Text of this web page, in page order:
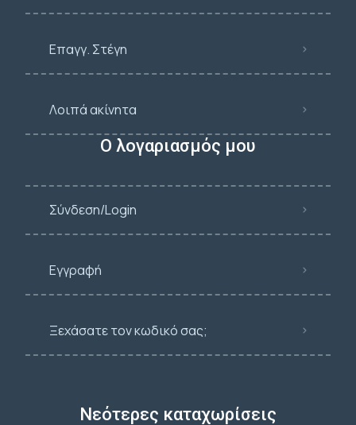
Επαγγ. Στέγη
Λοιπά ακίνητα
Ο λογαριασμός μου
Σύνδεση/Login
Εγγραφή
Ξεχάσατε τον κωδικό σας;
Νεότερες καταχωρίσεις